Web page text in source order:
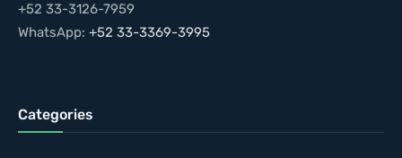
+52 33-3126-7959
WhatsApp: +52 33-3369-3995
Categories